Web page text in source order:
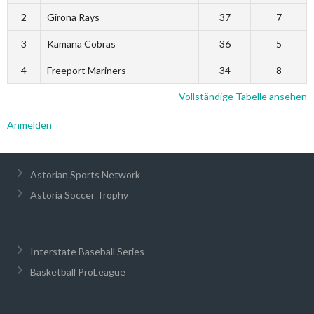
2 Girona Rays 37 7
3 Kamana Cobras 36 5
4 Freeport Mariners 34 8
Vollständige Tabelle ansehen
Anmelden
Astorian Sports Network
Astoria Soccer Trophy
Interstate Baseball Series
Basketball ProLeague